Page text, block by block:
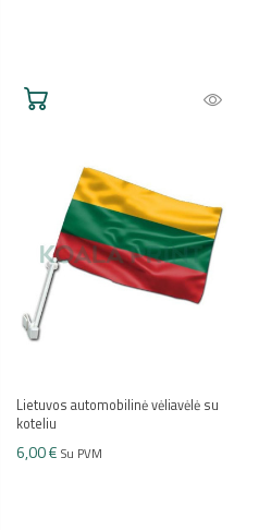
Lietuvos automobilinė vėliavėlė su
koteliu
6,00 € Su PVM